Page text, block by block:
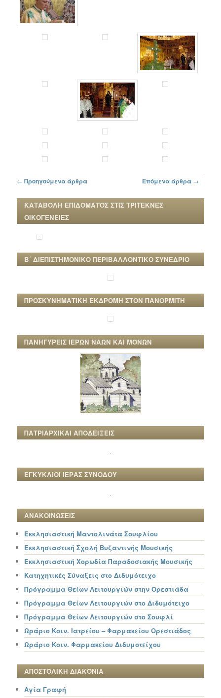
Πλοήγηση στα άρθρα
← Προηγούμενα άρθρα Επόμενα άρθρα →
ΚΑΤΑΒΟΛΗ ΕΠΙΔΟΜΑΤΟΣ ΣΤΙΣ ΤΡΙΤΕΚΝΕΣ
ΟΙΚΟΓΕΝΕΙΕΣ
Β΄ ΔΙΕΠΙΣΤΗΜΟΝΙΚΟ ΠΕΡΙΒΑΛΛΟΝΤΙΚΟ ΣΥΝΕΔΡΙΟ
ΠΡΟΣΚΥΝΗΜΑΤΙΚΗ ΕΚΔΡΟΜΗ ΣΤΟΝ ΠΑΝΟΡΜΙΤΗ
ΠΑΝΗΓΥΡΕΙΣ ΙΕΡΩΝ ΝΑΩΝ ΚΑΙ ΜΟΝΩΝ
ΠΑΤΡΙΑΡΧΙΚΑΙ ΑΠΟΔΕΙΞΕΙΣ
ΕΓΚΥΚΛΙΟΙ ΙΕΡΑΣ ΣΥΝΟΔΟΥ
ΑΝΑΚΟΙΝΩΣΕΙΣ
Εκκλησιαστική Μαντολινάτα Σουφλίου
Εκκλησιαστική Σχολή Βυζαντινής Μουσικής
Εκκλησιαστική Χορωδία Παραδοσιακής Μουσικής
Κατηχητικές Σύναξεις στο Διδυμότειχο
Πρόγραμμα Θείων Λειτουργιών στην Ορεστιάδα
Πρόγραμμα Θείων Λειτουργιών στο Διδυμότειχο
Πρόγραμμα Θείων Λειτουργιών στο Σουφλί
Ωράριο Κοιν. Ιατρείου – Φαρμακείου Ορεστιάδος
Ωράριο Κοιν. Φαρμακείου Διδυμοτείχου
ΑΠΟΣΤΟΛΙΚΗ ΔΙΑΚΟΝΙΑ
Αγία Γραφή